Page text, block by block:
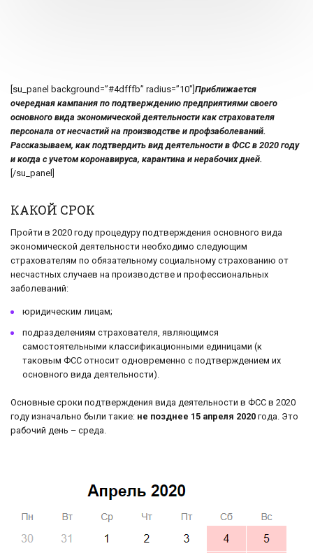
[su_panel background=”#4dfffb” radius=”10″] Приближается
очередная кампания по подтверждению предприятиями своего
основного вида экономической деятельности как страхователя
персонала от несчастий на производстве и профзаболеваний.
Рассказываем, как подтвердить вид деятельности в ФСС в 2020 году
и когда с учетом коронавируса, карантина и нерабочих дней.
[/su_panel]
КАКОЙ СРОК
Пройти в 2020 году процедуру подтверждения основного вида
экономической деятельности необходимо следующим
страхователям по обязательному социальному страхованию от
несчастных случаев на производстве и профессиональных
заболеваний:
юридическим лицам;
подразделениям страхователя, являющимся
самостоятельными классификационными единицами (к
таковым ФСС относит одновременно с подтверждением их
основного вида деятельности).
Основные сроки подтверждения вида деятельности в ФСС в 2020
году изначально были такие: не позднее 15 апреля 2020 года. Это
рабочий день – среда.